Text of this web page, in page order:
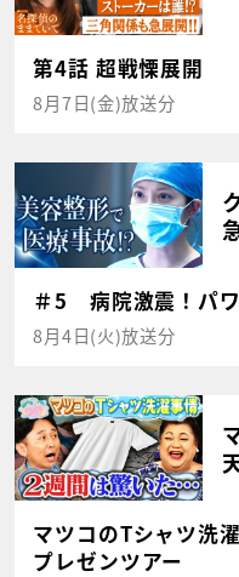
第4話 超戦慄展開
8月7日(金)放送分
＃5 病院激震！パ
8月4日(火)放送分
マツコのTシャツ洗
プレゼンツアー